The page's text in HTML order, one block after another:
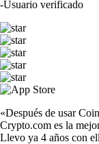
-Usuario verificado
«Después de usar
Crypto.com es la
Llevo ya 4 años con